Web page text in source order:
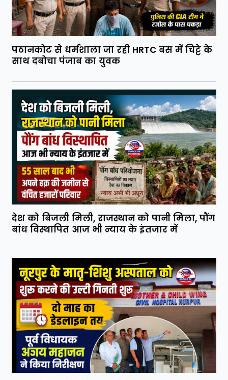
पठानकोट से धर्मशाला जा रही HRTC बस में चिट्टे के
साथ दबोचा पंजाब का युवक
देश को बिजली मिली, राजस्थान को पानी मिला, पौंग
बांध विस्थापित आज भी न्याय के इंतजार में